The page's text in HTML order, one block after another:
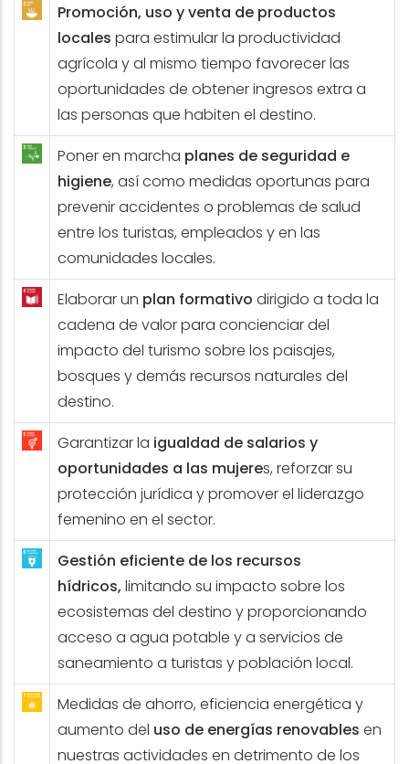
Promoción, uso y venta de productos
locales para estimular la productividad
agrícola y al mismo tiempo favorecer las
oportunidades de obtener ingresos extra a
las personas que habiten el destino.
Poner en marcha planes de seguridad e
higiene, así como medidas oportunas para
prevenir accidentes o problemas de salud
entre los turistas, empleados y en las
comunidades locales.
Elaborar un plan formativo dirigido a toda la
cadena de valor para concienciar del
impacto del turismo sobre los paisajes,
bosques y demás recursos naturales del
destino.
Garantizar la igualdad de salarios y
oportunidades a las mujeres, reforzar su
protección jurídica y promover el liderazgo
femenino en el sector.
Gestión eficiente de los recursos
hídricos, limitando su impacto sobre los
ecosistemas del destino y proporcionando
acceso a agua potable y a servicios de
saneamiento a turistas y población local.
Medidas de ahorro, eficiencia energética y
aumento del uso de energías renovables en
nuestras actividades en detrimento de los